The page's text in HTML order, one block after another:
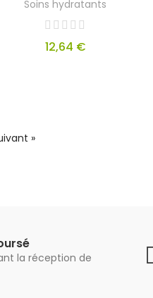
Soins hydratants
12,64 €
»
la réception de